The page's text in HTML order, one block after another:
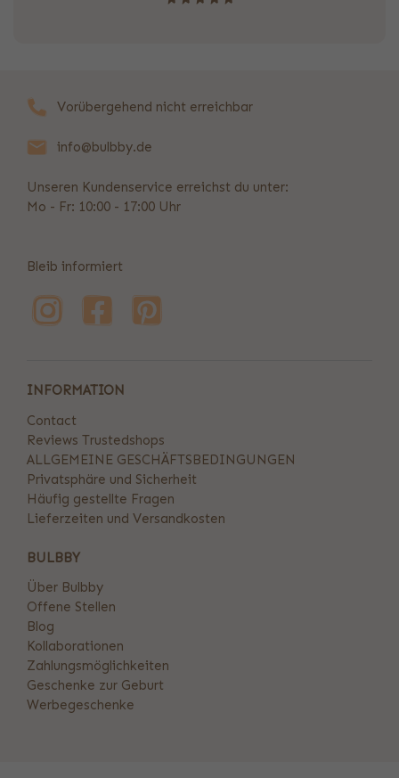
Vorübergehend nicht erreichbar
info@bulbby.de
Unseren Kundenservice erreichst du unter:
Mo - Fr: 10:00 - 17:00 Uhr
Bleib informiert
INFORMATION
Contact
Reviews Trustedshops
ALLGEMEINE GESCHÄFTSBEDINGUNGEN
Privatsphäre und Sicherheit
Häufig gestellte Fragen
Lieferzeiten und Versandkosten
BULBBY
Über Bulbby
Offene Stellen
Blog
Kollaborationen
Zahlungsmöglichkeiten
Geschenke zur Geburt
Werbegeschenke